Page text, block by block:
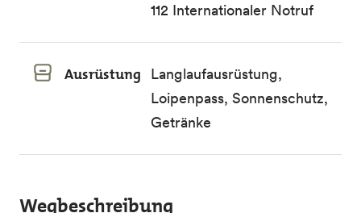
112 Internationaler Notruf
Ausrüstung
Langlaufausrüstung,
Loipenpass, Sonnenschutz,
Getränke
Wegbeschreibung